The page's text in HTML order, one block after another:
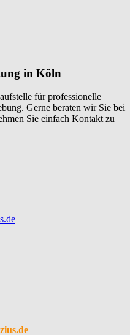
in Köln
für professionelle
Gerne beraten wir Sie bei
Sie einfach Kontakt zu